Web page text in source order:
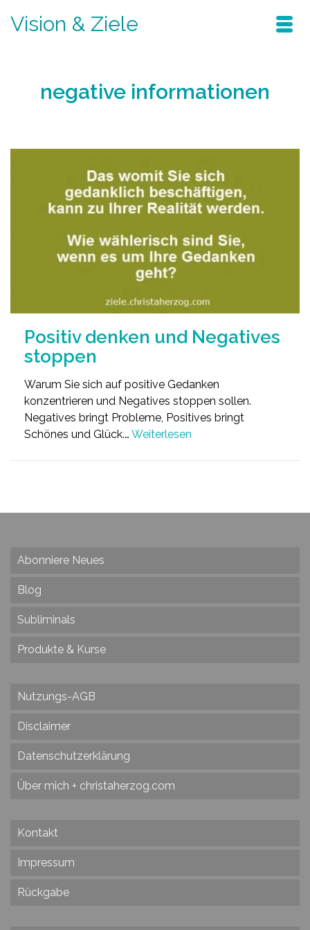
Vision & Ziele
negative informationen
Positiv denken und Negatives
stoppen
Warum Sie sich auf positive Gedanken
konzentrieren und Negatives stoppen sollen.
Negatives bringt Probleme, Positives bringt
Schönes und Glück.… Weiterlesen
Abonniere Neues
Blog
Subliminals
Produkte & Kurse
Nutzungs-AGB
Disclaimer
Datenschutzerklärung
Über mich + christaherzog.com
Kontakt
Impressum
Rückgabe